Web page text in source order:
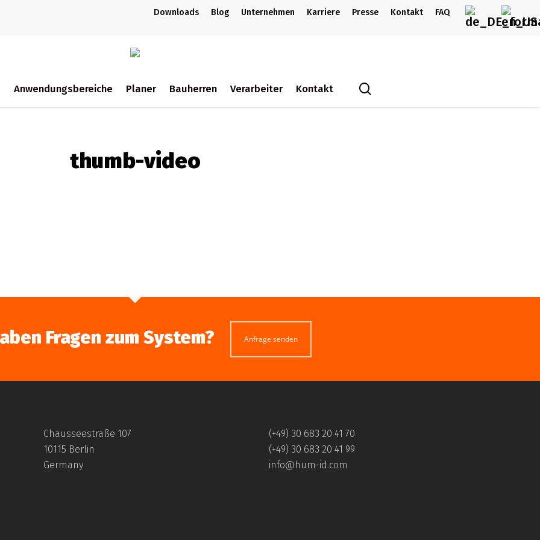
Downloads Blog Unternehmen Karriere Presse Kontakt FAQ
Anwendungsbereiche Planer Bauherren Verarbeiter Kontakt
thumb-video
Fragen zum System? Anfrage senden
Chausseestraße 107
10115 Berlin
Germany
(+49) 30 683 20 41 70
(+49) 30 683 20 41 99
info@hum-id.com